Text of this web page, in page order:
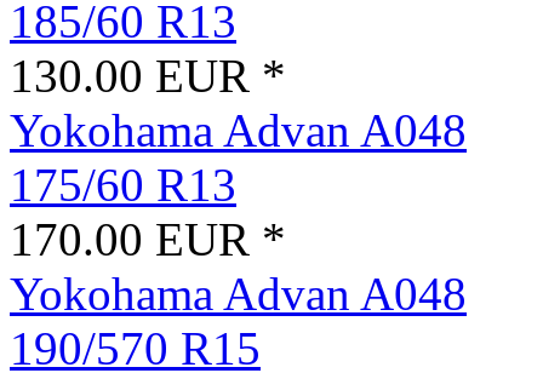
185/60 R13
130.00 EUR *
Yokohama Advan A048
175/60 R13
170.00 EUR *
Yokohama Advan A048
190/570 R15